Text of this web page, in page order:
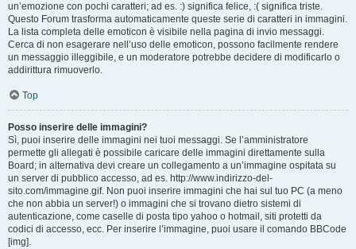
un’emozione con pochi caratteri; ad es. :) significa felice, :( significa triste.
Questo Forum trasforma automaticamente queste serie di caratteri in immagini.
La lista completa delle emoticon è visibile nella pagina di invio messaggi.
Cerca di non esagerare nell’uso delle emoticon, possono facilmente rendere
un messaggio illeggibile, e un moderatore potrebbe decidere di modificarlo o
addirittura rimuoverlo.
Top
Posso inserire delle immagini?
Sì, puoi inserire delle immagini nei tuoi messaggi. Se l’amministratore
permette gli allegati è possibile caricare delle immagini direttamente sulla
Board; in alternativa devi creare un collegamento a un’immagine ospitata su
un server di pubblico accesso, ad es. http://www.indirizzo-del-
sito.com/immagine.gif. Non puoi inserire immagini che hai sul tuo PC (a meno
che non abbia un server!) o immagini che si trovano dietro sistemi di
autenticazione, come caselle di posta tipo yahoo o hotmail, siti protetti da
codici di accesso, ecc. Per inserire l’immagine, puoi usare il comando BBCode
[img].